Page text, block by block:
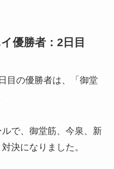
優勝者：2日目
目の優勝者は、「御堂
で、御堂筋、今泉、新
決になりました。